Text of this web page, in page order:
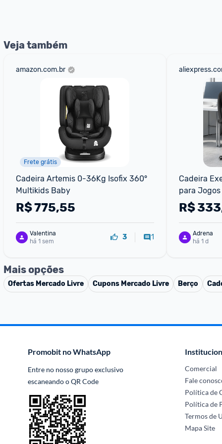
Veja também
amazon.com.br
Frete grátis
Cadeira Artemis 0-36Kg Isofix 360°
Multikids Baby
R$775,55
Valentina
há 1 sem
3 1
Cadeira
para
Cadeira de
Mobiliário
R$
Adrena
há 1 d
Mais opções
Ofertas Mercado Livre Cupons Mercado Livre Berço
Promobit no WhatsApp
Entre no nosso grupo exclusivo
escaneando o QR Code
Comercial
Fale
Política de
Política de
Termos de
Mapa Site